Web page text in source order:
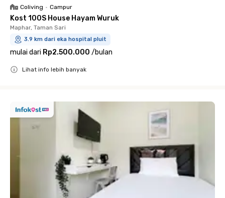
Coliving • Campur
Kost 100S House Hayam Wuruk
Maphar, Taman Sari
3.9 km dari eka hospital pluit
mulai dari Rp2.500.000 /bulan
Lihat info lebih banyak